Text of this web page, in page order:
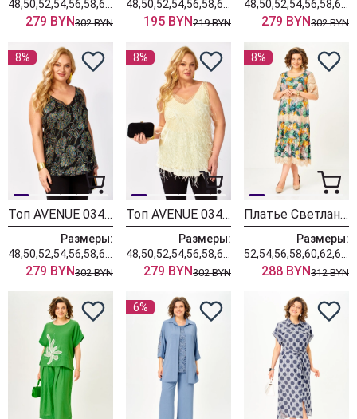
279 BYN302 BYN 195 BYN219 BYN 279 BYN302 BYN
8%
Топ AVENUE 0349-3
Размеры:
279 BYN302 BYN
8%
Топ AVENUE 0349-2
Размеры:
279 BYN302 BYN
8%
Платье Светлана-Стиль 2045 листики
Размеры:
288 BYN312 BYN
6%